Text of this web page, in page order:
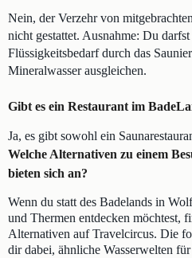
Nein, der Verzehr von
nicht gestattet. Ausnahme: Du
Flüssigkeitsbedarf durch das
Mineralwasser ausgleichen.
Gibt es ein Restaurant im
Ja, es gibt sowohl ein
Welche Alternativen zu einem
bieten sich an?
Wenn du statt des Badelands in
und Thermen entdecken möchtest,
Alternativen auf Travelcircus. Die
dir dabei, ähnliche Wasserwelten